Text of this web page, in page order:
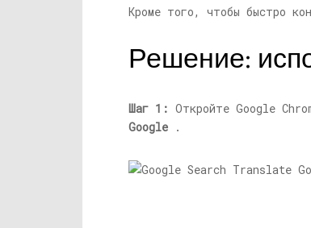
Кроме того, чтобы быстро
Решение:
Шаг 1: Откройте Google
Google .